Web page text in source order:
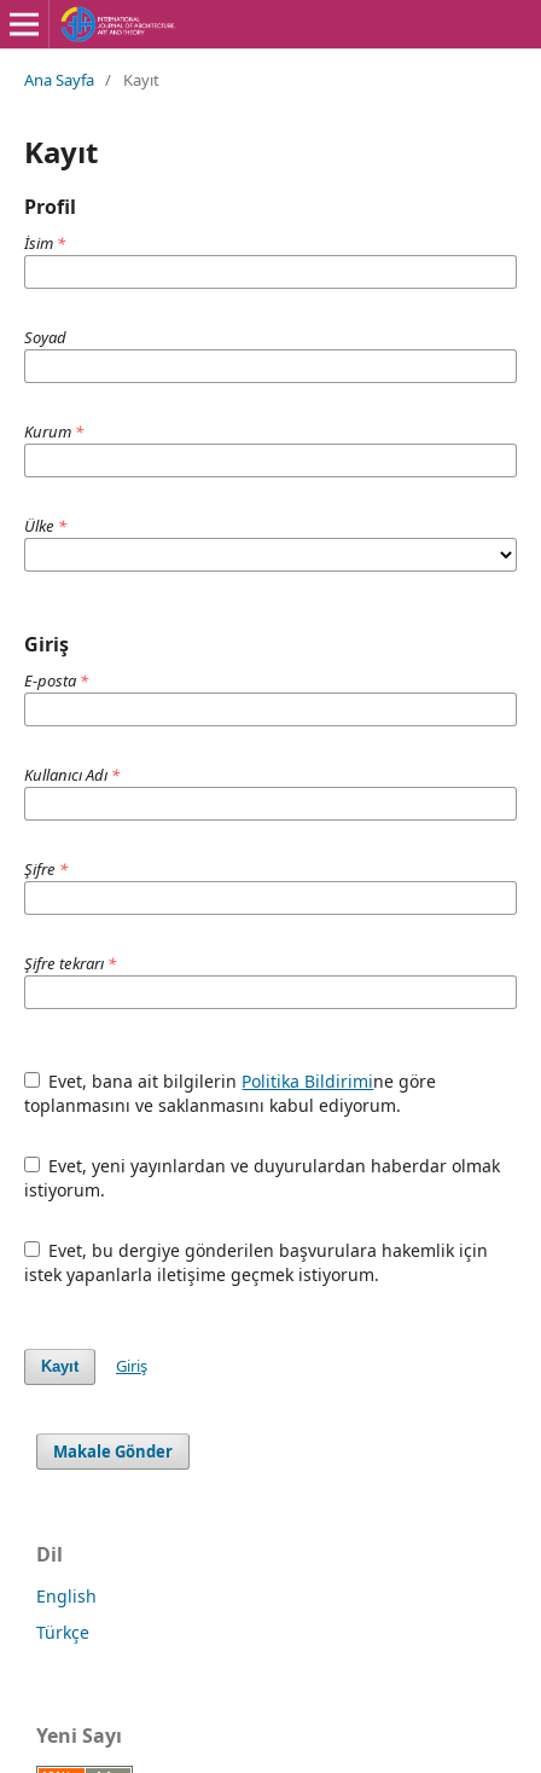
Ana Sayfa / Kayıt
Kayıt
Profil
İsim *
Soyad
Kurum *
Ülke *
Giriş
E-posta *
Kullanıcı Adı *
Şifre *
Şifre tekrarı *
Evet, bana ait bilgilerin Politika Bildirimine göre
toplanmasını ve saklanmasını kabul ediyorum.
istiyorum.
istek yapanlarla iletişime geçmek istiyorum.
Kayıt Giriş
Makale Gönder
Dil
English
Türkçe
Yeni Sayı